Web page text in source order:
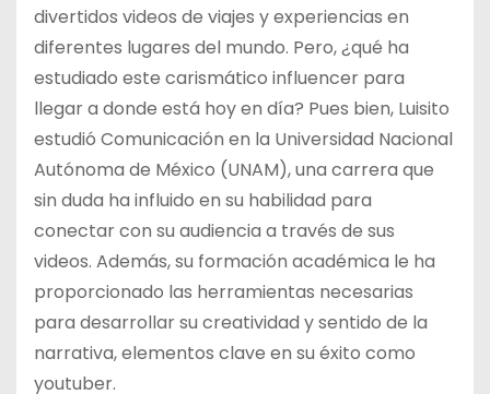
divertidos videos de viajes y experiencias en
diferentes lugares del mundo. Pero, ¿qué ha
estudiado este carismático influencer para
llegar a donde está hoy en día? Pues bien, Luisito
estudió Comunicación en la Universidad Nacional
Autónoma de México (UNAM), una carrera que
sin duda ha influido en su habilidad para
conectar con su audiencia a través de sus
videos. Además, su formación académica le ha
proporcionado las herramientas necesarias
para desarrollar su creatividad y sentido de la
narrativa, elementos clave en su éxito como
youtuber.